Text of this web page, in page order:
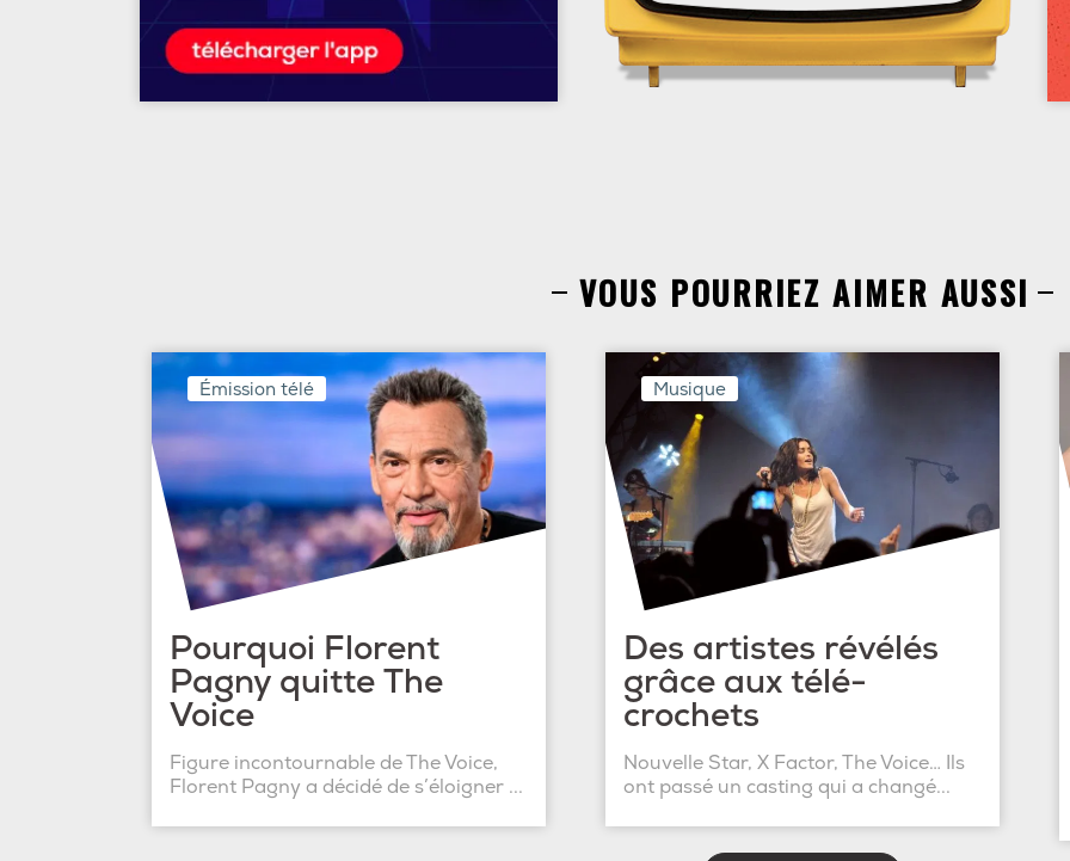
VOUS POURRIEZ AIMER AUSSI
Émission télé
Pourquoi Florent
Pagny quitte The
Voice
Figure incontournable de The Voice,
Florent Pagny a décidé de s’éloigner ...
Musique
Des artistes révélés
grâce aux télé-
crochets
Nouvelle Star, X Factor, The Voice… Ils
ont passé un casting qui a changé...